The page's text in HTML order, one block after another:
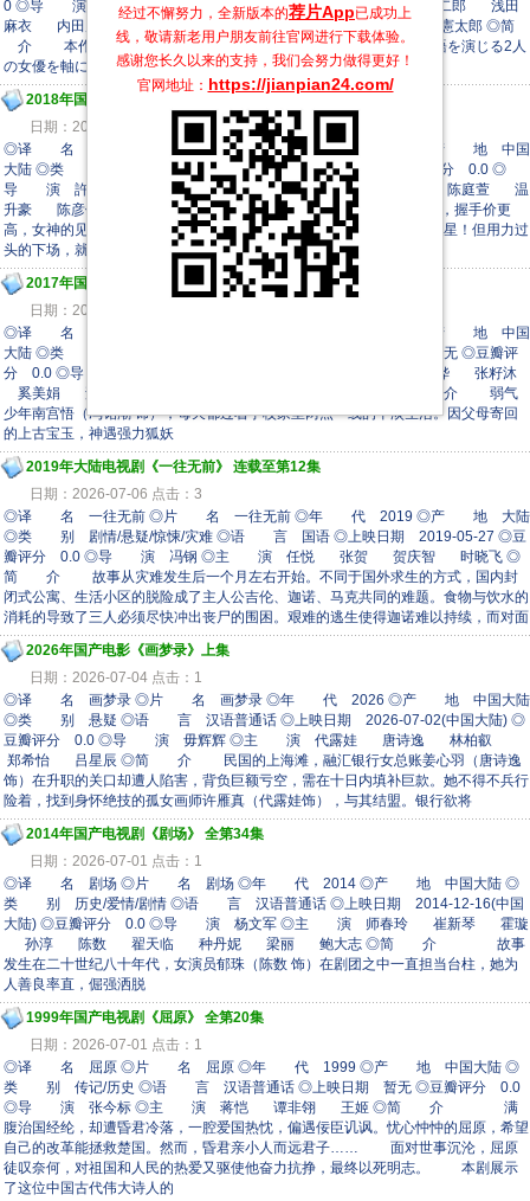
经过不懈努力，全新版本的荐片App已成功上
线，敬请新老用户朋友前往官网进行下载体验。
感谢您长久以来的支持，我们会努力做得更好！
官网地址： https://jianpian24.com/
0 ◎导 演 高桥洋 ◎主 演 中原翔子 河野知美 横井翔二郎 浅田
麻衣 内田周作 羽柴有吾 根津麻里亜 大橋将太郎 古山憲太郎 ◎简
介 本作は不気味な洋館を舞台に、呪われた事件にまつわる物語を演じる2人
の女優を軸にしたホラー。
2018年国产电视剧《热血高校》 全1
日期：2026-07-07 点击：1
◎译 名 热血高校 ◎片 名 热血高校 ◎年 代 2018 ◎产 地 中国
大陆 ◎类 别 剧情 ◎上映日期 2018-07-02(中国大陆) ◎豆瓣评分 0.0 ◎
导 演 許肇任 ◎主 演 赵粤 蒋雪鸣 曹佑宁 王振 陈庭萱 温
升豪 陈彦佐 陈昊宇 钟欣凌 ◎简 介 生命诚可贵，握手价更
高，女神的见面不能等！袁非的世界中心就是三件事，追星，追星和追星！但用力过
头的下场，就是学分不够用。袁
2017年国产电影《御狐之绊》第09集
日期：2026-07-07 点击：1
◎译 名 御狐之绊 ◎片 名 御狐之绊 ◎年 代 2017 ◎产 地 中国
大陆 ◎类 别 剧情/奇幻 ◎语 言 汉语普通话 ◎上映日期 暂无 ◎豆瓣评
分 0.0 ◎导 演 蔺水净 ◎主 演 冯铭潮 杨恭如 李彩桦 张籽沐
奚美娟 邢恩 于京田 金美伶 姬天语 方晓莉 ◎简 介 弱气
少年南宫悟（冯铭潮 饰），每天都过着学校家里两点一线的平淡生活。因父母寄回
的上古宝玉，神遇强力狐妖
2019年大陆电视剧《一往无前》 连载至第12集
日期：2026-07-06 点击：3
◎译 名 一往无前 ◎片 名 一往无前 ◎年 代 2019 ◎产 地 大陆
◎类 别 剧情/悬疑/惊悚/灾难 ◎语 言 国语 ◎上映日期 2019-05-27 ◎豆
瓣评分 0.0 ◎导 演 冯钢 ◎主 演 任悦 张贺 贺庆智 时晓飞 ◎
简 介 故事从灾难发生后一个月左右开始。不同于国外求生的方式，国内封
闭式公寓、生活小区的脱险成了主人公吉伦、迦诺、马克共同的难题。食物与饮水的
消耗的导致了三人必须尽快冲出丧尸的围困。艰难的逃生使得迦诺难以持续，而对面
2026年国产电影《画梦录》上集
日期：2026-07-04 点击：1
◎译 名 画梦录 ◎片 名 画梦录 ◎年 代 2026 ◎产 地 中国大陆
◎类 别 悬疑 ◎语 言 汉语普通话 ◎上映日期 2026-07-02(中国大陆) ◎
豆瓣评分 0.0 ◎导 演 毋辉辉 ◎主 演 代露娃 唐诗逸 林柏叡
郑希怡 吕星辰 ◎简 介 民国的上海滩，融汇银行女总账姜心羽（唐诗逸
饰）在升职的关口却遭人陷害，背负巨额亏空，需在十日内填补巨款。她不得不兵行
险着，找到身怀绝技的孤女画师许雁真（代露娃饰），与其结盟。银行欲将
2014年国产电视剧《剧场》 全第34集
日期：2026-07-01 点击：1
◎译 名 剧场 ◎片 名 剧场 ◎年 代 2014 ◎产 地 中国大陆 ◎
类 别 历史/爱情/剧情 ◎语 言 汉语普通话 ◎上映日期 2014-12-16(中国
大陆) ◎豆瓣评分 0.0 ◎导 演 杨文军 ◎主 演 师春玲 崔新琴 霍璇
孙淳 陈数 翟天临 种丹妮 梁丽 鲍大志 ◎简 介 故事
发生在二十世纪八十年代，女演员郁珠（陈数 饰）在剧团之中一直担当台柱，她为
人善良率直，倔强洒脱
1999年国产电视剧《屈原》 全第20集
日期：2026-07-01 点击：1
◎译 名 屈原 ◎片 名 屈原 ◎年 代 1999 ◎产 地 中国大陆 ◎
类 别 传记/历史 ◎语 言 汉语普通话 ◎上映日期 暂无 ◎豆瓣评分 0.0
◎导 演 张今标 ◎主 演 蒋恺 谭非翎 王姬 ◎简 介 满
腹治国经纶，却遭昏君冷落，一腔爱国热忱，偏遇佞臣讥讽。忧心忡忡的屈原，希望
自己的改革能拯救楚国。然而，昏君亲小人而远君子…… 面对世事沉沦，屈原
徒叹奈何，对祖国和人民的热爱又驱使他奋力抗挣，最终以死明志。 本剧展示
了这位中国古代伟大诗人的